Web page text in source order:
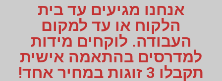
אנחנו מגיעים עד בית
הלקוח או עד למקום
העבודה. לוקחים מידות
למדרסים בהתאמה אישית
תקבלו 3 זוגות במחיר אחד!